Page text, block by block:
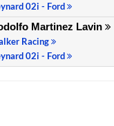
02i - Ford
Martinez Lavin
Racing
02i - Ford